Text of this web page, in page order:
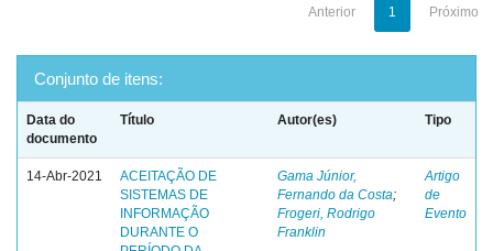
Anterior 1 Próximo
Conjunto de itens:
Data do
documento
Título Autor(es) Tipo
14-Abr-2021
ACEITAÇÃO DE
SISTEMAS DE
INFORMAÇÃO
DURANTE O
Gama Júnior,
Fernando da Costa;
Frogeri, Rodrigo
Franklin
Artigo
de
Evento